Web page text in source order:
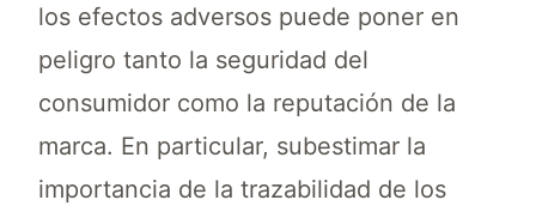
los efectos adversos puede poner en
peligro tanto la seguridad del
consumidor como la reputación de la
marca. En particular, subestimar la
importancia de la trazabilidad de los